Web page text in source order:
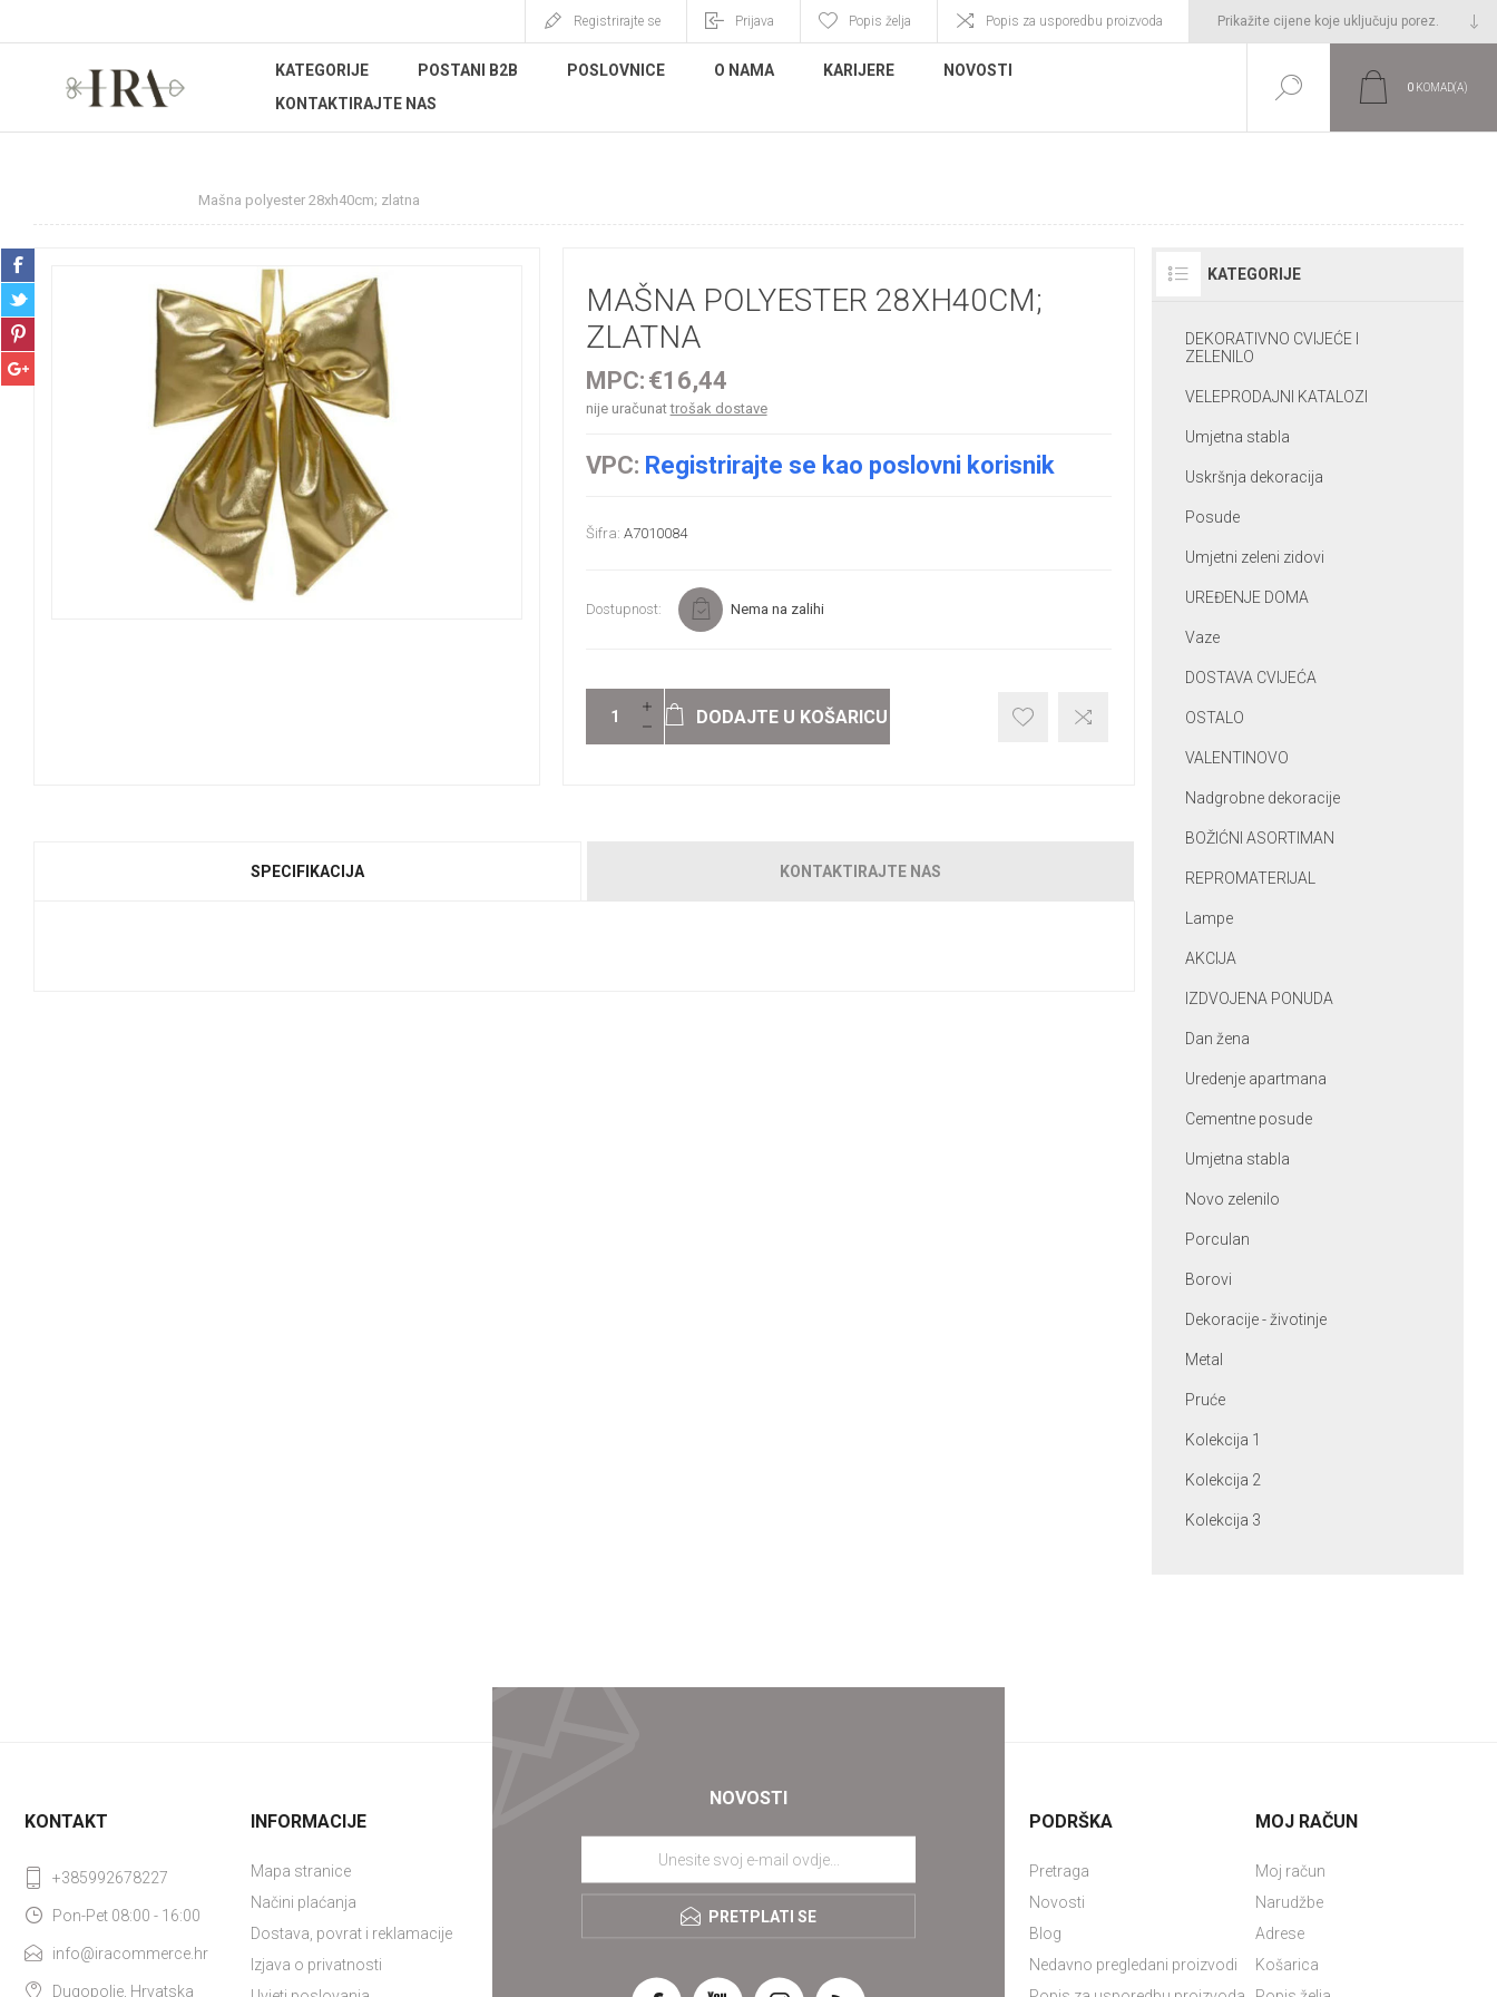
Registrirajte se Prijava Popis želja Popis za usporedbu proizvoda
KATEGORIJE POSTANI B2B POSLOVNICE O NAMA KARIJERE
NOVOSTI
KONTAKTIRAJTE NAS
0 KOMAD(A)
Mašna polyester 28xh40cm; zlatna
MAŠNA POLYESTER 28XH40CM;
ZLATNA
MPC: €16,44
nije uračunattrošak dostave
VPC: Registrirajte se kao poslovni korisnik
Šifra: A7010084
Dostupnost: Nema na zalihi
DODAJTE U KOŠARICU
SPECIFIKACIJA KONTAKTIRAJTE NAS
KATEGORIJE
DEKORATIVNO CVIJEĆE I
ZELENILO
VELEPRODAJNI KATALOZI
Umjetna stabla
Uskršnja dekoracija
Posude
Umjetni zeleni zidovi
UREĐENJE DOMA
Vaze
DOSTAVA CVIJEĆA
OSTALO
VALENTINOVO
Nadgrobne dekoracije
BOŽIĆNI ASORTIMAN
REPROMATERIJAL
Lampe
AKCIJA
IZDVOJENA PONUDA
Dan žena
Uredenje apartmana
Cementne posude
Umjetna stabla
Novo zelenilo
Porculan
Borovi
Dekoracije - životinje
Metal
Pruće
Kolekcija 1
Kolekcija 2
Kolekcija 3
NOVOSTI
PRETPLATI SE
KONTAKT
+385992678227
Pon-Pet 08:00 - 16:00
info@iracommerce.hr
Dugopolje, Hrvatska
INFORMACIJE
Mapa stranice
Načini plaćanja
Dostava, povrat i reklamacije
Izjava o privatnosti
PODRŠKA
Pretraga
Novosti
Blog
Nedavno pregledani proizvodi
MOJ RAČUN
Moj račun
Narudžbe
Adrese
Košarica